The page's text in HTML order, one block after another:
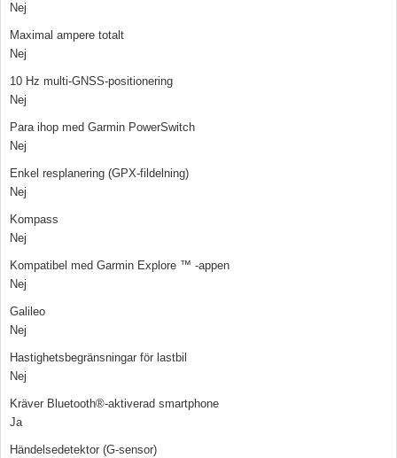
Nej
Maximal ampere totalt
Nej
10 Hz multi-GNSS-positionering
Nej
Para ihop med Garmin PowerSwitch
Nej
Enkel resplanering (GPX-fildelning)
Nej
Kompass
Nej
Kompatibel med Garmin Explore ™ -appen
Nej
Galileo
Nej
Hastighetsbegränsningar för lastbil
Nej
Kräver Bluetooth®-aktiverad smartphone
Ja
Händelsedetektor (G-sensor)